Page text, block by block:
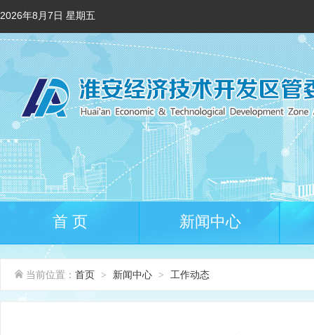
2026年8月7日 星期五
首 页 新闻中心
当前位置： 首页 > 新闻中心 > 工作动态